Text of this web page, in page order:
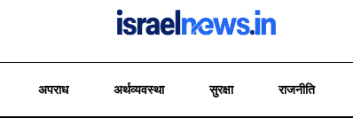
राजनीति
सुरक्षा
अर्थव्यवस्था
अपराध